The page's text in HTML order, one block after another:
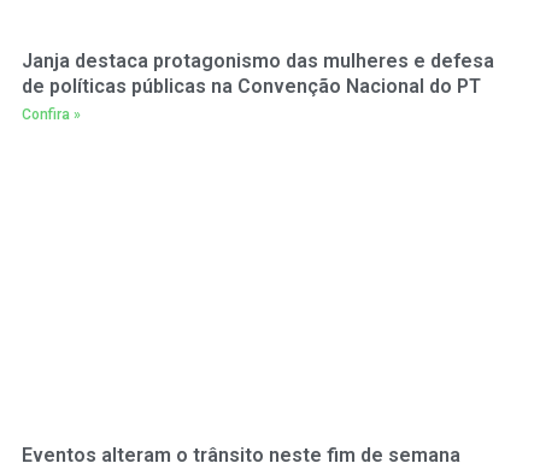
Janja destaca protagonismo das mulheres e defesa
de políticas públicas na Convenção Nacional do PT
Confira »
Eventos alteram o trânsito neste fim de semana